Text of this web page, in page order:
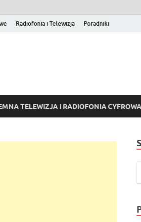
Radiofonia i Telewizja Poradniki
online, VOD
TELEWIZJA I RADIOFONIA CYFROWA